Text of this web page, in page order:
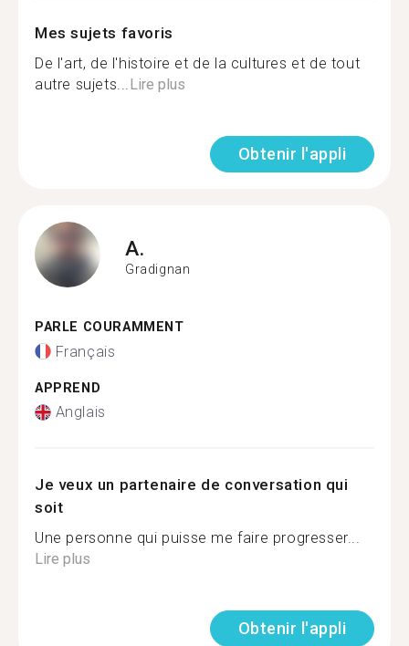
Mes sujets favoris
De l'art, de l'histoire et de la cultures et de tout
autre sujets...Lire plus
Obtenir l'appli
A.
Gradignan
PARLE COURAMMENT
Français
APPREND
Anglais
Je veux un partenaire de conversation qui
soit
Une personne qui puisse me faire progresser...
Lire plus
Obtenir l'appli